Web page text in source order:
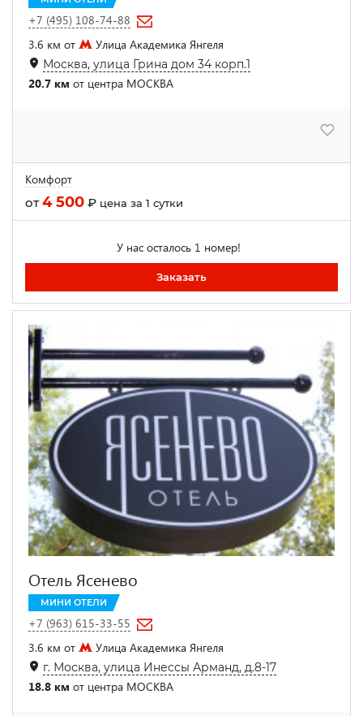
+7 (495) 108-74-88
3.6 км от
Улица Академика Янгеля
Москва, улица Грина дом 34 корп.1
20.7 км от центра МОСКВА
Комфорт
от4 500 ₽ цена за 1 сутки
У нас осталось 1 номер!
Заказать
Отель Ясенево
МИНИ ОТЕЛИ
+7 (963) 615-33-55
3.6 км от
Улица Академика Янгеля
г. Москва, улица Инессы Арманд, д.8-17
18.8 км от центра МОСКВА